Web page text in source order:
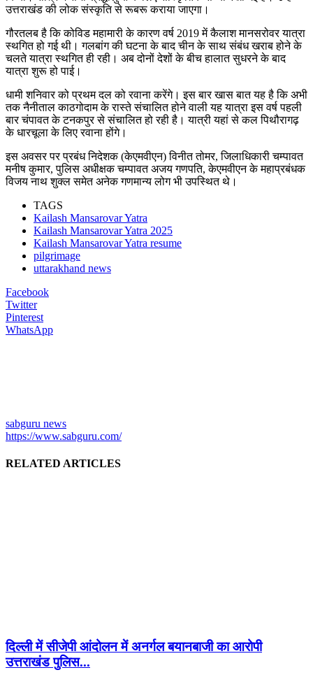
उत्तराखंड की लोक संस्कृति से रूबरू कराया जाएगा।
गौरतलब है कि कोविड महामारी के कारण वर्ष 2019 में कैलाश मानसरोवर यात्रा
स्थगित हो गई थी। गलबांग की घटना के बाद चीन के साथ संबंध खराब होने के
चलते यात्रा स्थगित ही रही। अब दोनों देशों के बीच हालात सुधरने के बाद
यात्रा शुरू हो पाई।
धामी शनिवार को प्रथम दल को रवाना करेंगे। इस बार खास बात यह है कि अभी
तक नैनीताल काठगोदाम के रास्ते संचालित होने वाली यह यात्रा इस वर्ष पहली
बार चंपावत के टनकपुर से संचालित हो रही है। यात्री यहां से कल पिथौरागढ़
के धारचूला के लिए रवाना होंगे।
इस अवसर पर प्रबंध निदेशक (केएमवीएन) विनीत तोमर, जिलाधिकारी चम्पावत
मनीष कुमार, पुलिस अधीक्षक चम्पावत अजय गणपति, केएमवीएन के महाप्रबंधक
विजय नाथ शुक्ल समेत अनेक गणमान्य लोग भी उपस्थित थे।
TAGS
Kailash Mansarovar Yatra
Kailash Mansarovar Yatra 2025
Kailash Mansarovar Yatra resume
pilgrimage
uttarakhand news
Facebook
Twitter
Pinterest
WhatsApp
sabguru news
https://www.sabguru.com/
RELATED ARTICLES
दिल्ली में सीजेपी आंदोलन में अनर्गल बयानबाजी का आरोपी
उत्तराखंड पुलिस...